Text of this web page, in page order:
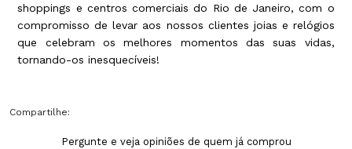
shoppings e centros comerciais do Rio de Janeiro, com o
compromisso de levar aos nossos clientes joias e relógios
que celebram os melhores momentos das suas vidas,
tornando-os inesquecíveis!
Compartilhe:
Pergunte e veja opiniões de quem já comprou